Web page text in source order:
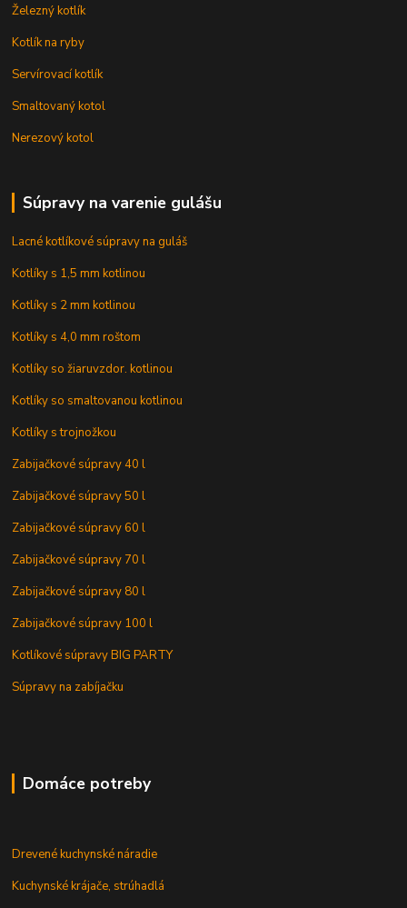
Železný kotlík
Kotlík na ryby
Servírovací kotlík
Smaltovaný kotol
Nerezový kotol
Súpravy na varenie gulášu
Lacné kotlíkové súpravy na guláš
Kotlíky s 1,5 mm kotlinou
Kotlíky s 2 mm kotlinou
Kotlíky s 4,0 mm roštom
Kotlíky so žiaruvzdor. kotlinou
Kotlíky so smaltovanou kotlinou
Kotlíky s trojnožkou
Zabijačkové súpravy 40 l
Zabijačkové súpravy 50 l
Zabijačkové súpravy 60 l
Zabijačkové súpravy 70 l
Zabijačkové súpravy 80 l
Zabijačkové súpravy 100 l
Kotlíkové súpravy BIG PARTY
Súpravy na zabíjačku
Domáce potreby
Drevené kuchynské náradie
Kuchynské krájače, strúhadlá